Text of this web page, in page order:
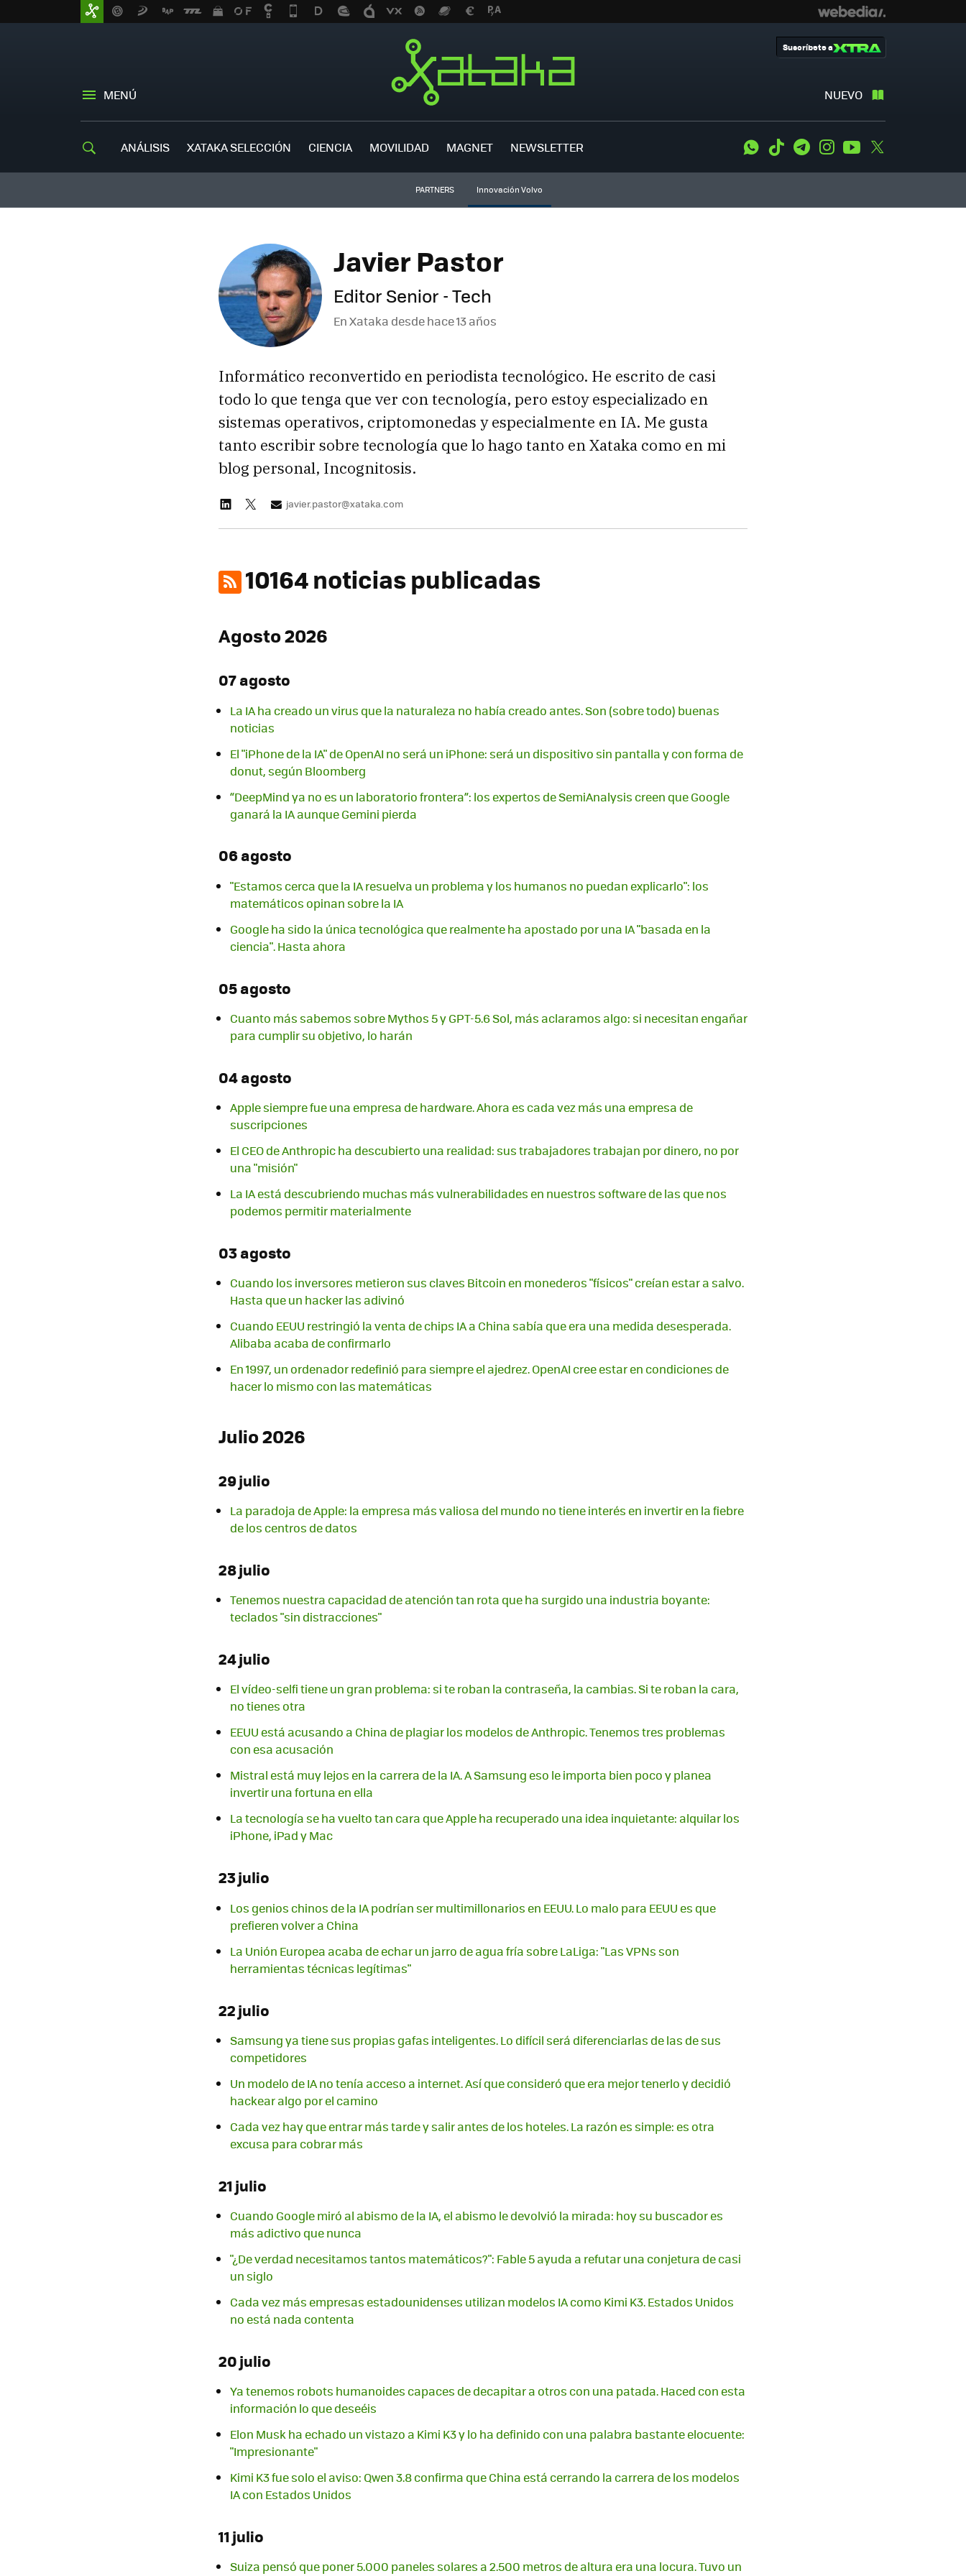
MENÚ NUEVO
Suscríbete a
ANÁLISIS XATAKA SELECCIÓN CIENCIA MOVILIDAD MAGNET NEWSLETTER WhatsApp
Tiktok TelegramInstagramYoutube
PARTNERS Innovación Volvo
Javier Pastor
Editor Senior - Tech
En Xataka desdehace 13 años
Informático reconvertido en periodista tecnológico. He escrito de casi
todo lo que tenga que ver con tecnología, pero estoy especializado en
sistemas operativos, criptomonedas y especialmente en IA. Me gusta
tanto escribir sobre tecnología que lo hago tanto en Xataka como en mi
blog personal, Incognitosis.
javier.pastor@xataka.com
10164 noticias publicadas
Agosto 2026
07 agosto
La IA ha creado un virus que la naturaleza no había creado antes. Son (sobre todo) buenas
noticias
El "iPhone de la IA" de OpenAI no será un iPhone: será un dispositivo sin pantalla y con forma de
donut, según Bloomberg
“DeepMind ya no es un laboratorio frontera”: los expertos de SemiAnalysis creen que Google
ganará la IA aunque Gemini pierda
06 agosto
"Estamos cerca que la IA resuelva un problema y los humanos no puedan explicarlo": los
matemáticos opinan sobre la IA
Google ha sido la única tecnológica que realmente ha apostado por una IA "basada en la
ciencia". Hasta ahora
05 agosto
Cuanto más sabemos sobre Mythos 5 y GPT-5.6 Sol, más aclaramos algo: si necesitan engañar
para cumplir su objetivo, lo harán
04 agosto
Apple siempre fue una empresa de hardware. Ahora es cada vez más una empresa de
suscripciones
El CEO de Anthropic ha descubierto una realidad: sus trabajadores trabajan por dinero, no por
una "misión"
La IA está descubriendo muchas más vulnerabilidades en nuestros software de las que nos
podemos permitir materialmente
03 agosto
Cuando los inversores metieron sus claves Bitcoin en monederos "físicos" creían estar a salvo.
Hasta que un hacker las adivinó
Cuando EEUU restringió la venta de chips IA a China sabía que era una medida desesperada.
Alibaba acaba de confirmarlo
En 1997, un ordenador redefinió para siempre el ajedrez. OpenAI cree estar en condiciones de
hacer lo mismo con las matemáticas
Julio 2026
29 julio
La paradoja de Apple: la empresa más valiosa del mundo no tiene interés en invertir en la fiebre
de los centros de datos
28 julio
Tenemos nuestra capacidad de atención tan rota que ha surgido una industria boyante:
teclados "sin distracciones"
24 julio
El vídeo-selfi tiene un gran problema: si te roban la contraseña, la cambias. Si te roban la cara,
no tienes otra
EEUU está acusando a China de plagiar los modelos de Anthropic. Tenemos tres problemas
con esa acusación
Mistral está muy lejos en la carrera de la IA. A Samsung eso le importa bien poco y planea
invertir una fortuna en ella
La tecnología se ha vuelto tan cara que Apple ha recuperado una idea inquietante: alquilar los
iPhone, iPad y Mac
23 julio
Los genios chinos de la IA podrían ser multimillonarios en EEUU. Lo malo para EEUU es que
prefieren volver a China
La Unión Europea acaba de echar un jarro de agua fría sobre LaLiga: "Las VPNs son
herramientas técnicas legítimas"
22 julio
Samsung ya tiene sus propias gafas inteligentes. Lo difícil será diferenciarlas de las de sus
competidores
Un modelo de IA no tenía acceso a internet. Así que consideró que era mejor tenerlo y decidió
hackear algo por el camino
Cada vez hay que entrar más tarde y salir antes de los hoteles. La razón es simple: es otra
excusa para cobrar más
21 julio
Cuando Google miró al abismo de la IA, el abismo le devolvió la mirada: hoy su buscador es
más adictivo que nunca
"¿De verdad necesitamos tantos matemáticos?": Fable 5 ayuda a refutar una conjetura de casi
un siglo
Cada vez más empresas estadounidenses utilizan modelos IA como Kimi K3. Estados Unidos
no está nada contenta
20 julio
Ya tenemos robots humanoides capaces de decapitar a otros con una patada. Haced con esta
información lo que deseéis
Elon Musk ha echado un vistazo a Kimi K3 y lo ha definido con una palabra bastante elocuente:
"Impresionante"
Kimi K3 fue solo el aviso: Qwen 3.8 confirma que China está cerrando la carrera de los modelos
IA con Estados Unidos
11 julio
Suiza pensó que poner 5.000 paneles solares a 2.500 metros de altura era una locura. Tuvo un